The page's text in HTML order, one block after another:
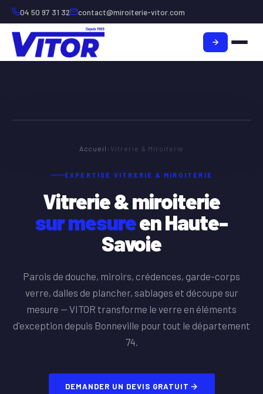
04 50 97 31 32 contact@miroiterie-vitor.com
Accueil › Vitrerie & Miroiterie
EXPERTISE VITRERIE & MIROITERIE
Vitrerie & miroiterie
sur mesureen Haute-
Savoie
Parois de douche, miroirs, crédences, garde-corps
verre, dalles de plancher, sablages et découpe sur
mesure — VITOR transforme le verre en éléments
d'exception depuis Bonneville pour tout le département
74.
DEMANDER UN DEVIS GRATUIT